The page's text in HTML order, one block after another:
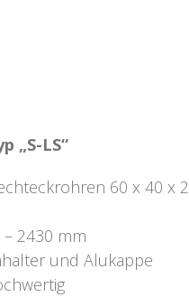
„S-LS“
60 x 40 x 2
2430 mm
und Alukappe